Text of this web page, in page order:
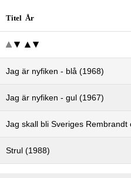
Titel År
Jag är nyfiken - blå (1968)
Jag är nyfiken - gul (1967)
Jag skall bli Sveriges Rembrandt
Strul (1988)